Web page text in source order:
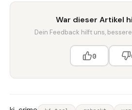
War dieser Artikel
Dein Feedback hilft uns,
0